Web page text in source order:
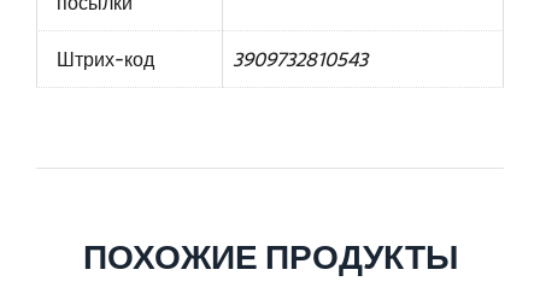
Штрих-код 3909732810543
ПОХОЖИЕ ПРОДУКТЫ